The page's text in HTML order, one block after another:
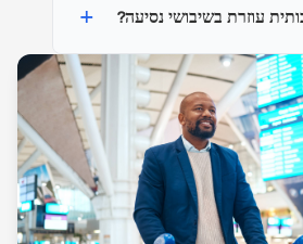
עוזרת בשיבושי נסיעה? +